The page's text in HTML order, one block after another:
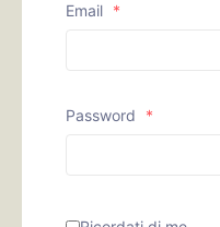
Email *
Password *